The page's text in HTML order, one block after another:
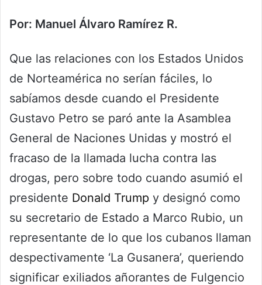
Por: Manuel Álvaro Ramírez R.
Que las relaciones con los Estados Unidos
de Norteamérica no serían fáciles, lo
sabíamos desde cuando el Presidente
Gustavo Petro se paró ante la Asamblea
General de Naciones Unidas y mostró el
fracaso de la llamada lucha contra las
drogas, pero sobre todo cuando asumió el
presidente Donald Trump y designó como
su secretario de Estado a Marco Rubio, un
representante de lo que los cubanos llaman
despectivamente ‘La Gusanera’, queriendo
significar exiliados añorantes de Fulgencio